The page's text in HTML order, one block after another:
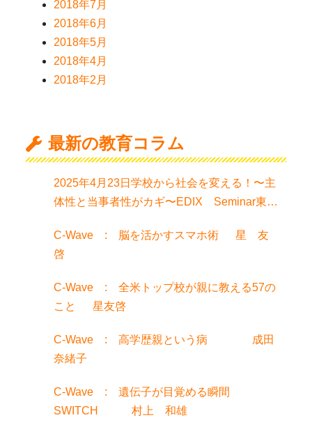
2018年7月
2018年6月
2018年5月
2018年4月
2018年2月
最新の教育コラム
2025年4月23日学校から社会を変える！〜主
体性と当事者性がカギ〜EDIX Seminar東京
C-Wave : 脳を活かすスマホ術 星 友
啓
C-Wave : 全米トップ校が親に教える57の
こと 星友啓
C-Wave : 高学歴親という病 成田
奈緒子
C-Wave : 遺伝子が目覚める瞬間
SWITCH 村上 和雄